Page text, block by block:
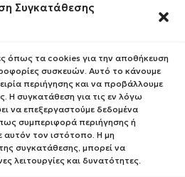
Συγκατάθεσης
όπως τα cookies για την αποθήκευση
συσκευών. Αυτό το κάνουμε
περιήγησης και να προβάλλουμε
Η συγκατάθεση για τις εν λόγω
να επεξεργαστούμε δεδομένα
συμπεριφορά περιήγησης ή
αυτόν τον ιστότοπο. Η μη
συγκατάθεσης, μπορεί να
λειτουργίες και δυνατότητες.
Οι Παραγγελίες σου
Κέρδισε Κουπόνι
Έκπτωσης